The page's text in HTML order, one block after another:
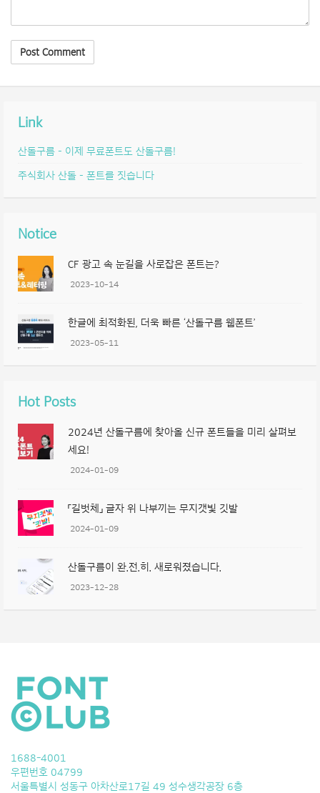
Link
산돌구름 – 이제 무료폰트도 산돌구름!
주식회사 산돌 – 폰트를 짓습니다
Notice
CF 광고 속 눈길을 사로잡은 폰트는?
2023-10-14
한글에 최적화된, 더욱 빠른 ‘산돌구름 웹폰트’
2023-05-11
Hot Posts
2024년 산돌구름에 찾아올 신규 폰트들을 미리 살펴보
세요!
2024-01-09
「길벗체」 글자 위 나부끼는 무지갯빛 깃발
2024-01-09
산돌구름이 완.전.히. 새로워졌습니다.
2023-12-28
1688-4001
우편번호 04799
서울특별시 성동구 아차산로17길 49 성수생각공장 6층